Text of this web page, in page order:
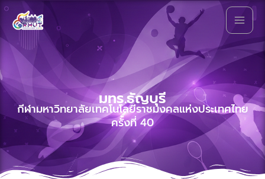
Skip
content
มทร.ธัญบุรี
กีฬามหาวิทยาลัยเทคโนโลยีราชมงคลแห่งประเทศไทย
ครั้งที่ 40